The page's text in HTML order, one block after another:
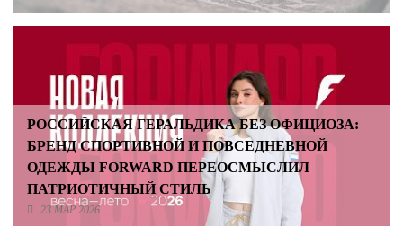
РОССИЙСКАЯ ГЕРАЛЬДИКА БЕЗ ОФИЦИОЗА:
БРЕНД СПОРТИВНОЙ И ПОВСЕДНЕВНОЙ
ОДЕЖДЫ FORWARD ПЕРЕОСМЫСЛИЛ
ПАТРИОТИЧНЫЙ СТИЛЬ
23 МАР 2026